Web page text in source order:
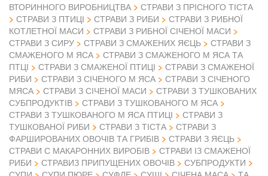
ВТОРИННОГО ВИРОБНИЦТВА
СТРАВИ З ПРІСНОГО ТІСТА
СТРАВИ З ПТИЦІ
СТРАВИ З РИБИ
СТРАВИ З РИБНОЇ
КОТЛЕТНОЇ МАСИ
СТРАВИ З РИБНОЇ СІЧЕНОЇ МАСИ
СТРАВИ З СИРУ
СТРАВИ З СМАЖЕНИХ ЯЄЦЬ
СТРАВИ З
СМАЖЕНОГО М ЯСА
СТРАВИ З СМАЖЕНОГО М ЯСА ТА
ПТЦІ
СТРАВИ З СМАЖЕНОЇ ПТИЦІ
СТРАВИ З СМАЖЕНОЇ
РИБИ
СТРАВИ З СІЧЕНОГО М ЯСА
СТРАВИ З СІЧЕНОГО
МЯСА
СТРАВИ З СІЧЕНОЇ МАСИ
СТРАВИ З ТУШКОВАНИХ
СУБПРОДУКТІВ
СТРАВИ З ТУШКОВАНОГО М ЯСА
СТРАВИ З ТУШКОВАНОГО М ЯСА ПТИЦІ
СТРАВИ З
ТУШКОВАНОЇ РИБИ
СТРАВИ З ТІСТА
СТРАВИ З
ФАРШИРОВАНИХ ОВОЧІВ ТА ГРИБІВ
СТРАВИ З ЯЄЦЬ
СТРАВИ С МАКАРОННИХ ВИРОБІВ
СТРАВИ ІЗ СМАЖЕНОЇ
РИБИ
СТРАВИЗ ПРИПУЩЕНИХ ОВОЧІВ
СУБПРОДУКТИ